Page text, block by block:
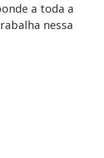
a toda a
nessa